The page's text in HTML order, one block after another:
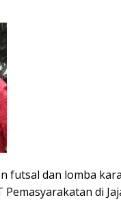
futsal dan lomba
di